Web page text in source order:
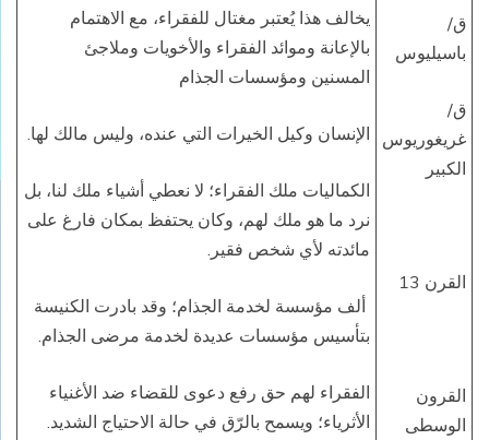
ق/
باسيليوس
ق/
غريغوريوس
الكبير
القرن 13
القرون
الوسطى
يخالف هذا يُعتبر مغتال للفقراء، مع الاهتمام
بالإعانة وموائد الفقراء والأخويات وملاجئ
المسنين ومؤسسات الجذام
الإنسان وكيل الخيرات التي عنده، وليس مالك لها.
الكماليات ملك الفقراء؛ لا نعطي أشياء ملك لنا، بل
نرد ما هو ملك لهم، وكان يحتفظ بمكان فارغ على
مائدته لأي شخص فقير.
ألف مؤسسة لخدمة الجذام؛ وقد بادرت الكنيسة
بتأسيس مؤسسات عديدة لخدمة مرضى الجذام.
الفقراء لهم حق رفع دعوى للقضاء ضد الأغنياء
الأثرياء؛ ويسمح بالرّق في حالة الاحتياج الشديد.